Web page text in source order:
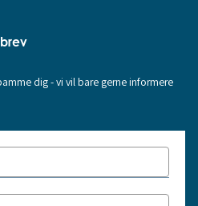
dig - vi vil bare gerne informere